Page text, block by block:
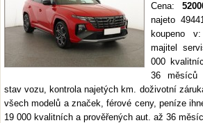
Cena:
najeto
koupeno
majitel
000
36 měsíců
stav vozu, kontrola najetých km. doživotní
všech modelů a značek, férové ceny, peníze
19 000 kvalitních a prověřených aut. až 36